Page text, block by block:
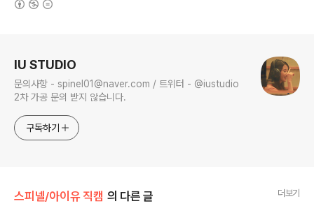
IU STUDIO
문의사항 - spinel01@naver.com / 트위터 - @iustudio
2차 가공 문의 받지 않습니다.
구독하기
스피넬/아이유 직캠 의 다른 글 더보기